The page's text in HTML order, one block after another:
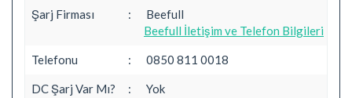
Şarj Firması :
Beefull
Beefull İletişim ve Telefon Bilgileri
Telefonu : 0850 811 0018
DC Şarj Var Mı? : Yok